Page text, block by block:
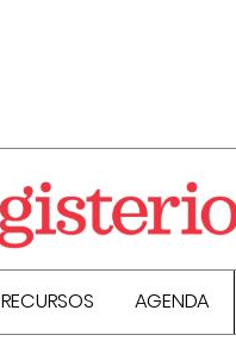
RECURSOS AGENDA